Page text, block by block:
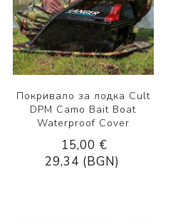
Покривало за лодка Cult
DPM Camo Bait Boat
Waterproof Cover
15,00 €
29,34 (BGN)